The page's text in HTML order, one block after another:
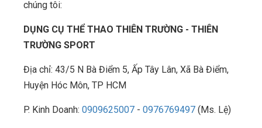
chúng tôi:
DỤNG CỤ THỂ THAO THIÊN TRƯỜNG - THIÊN
TRƯỜNG SPORT
Địa chỉ: 43/5 N Bà Điểm 5, Ấp Tây Lân, Xã Bà Điểm,
Huyện Hóc Môn, TP HCM
P. Kinh Doanh: 0909625007 - 0976769497 (Ms. Lệ)